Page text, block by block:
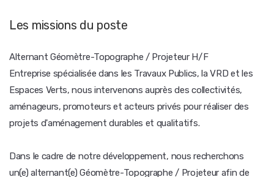
Les missions du poste
Alternant Géomètre-Topographe / Projeteur H/F
Entreprise spécialisée dans les Travaux Publics, la VRD et les
Espaces Verts, nous intervenons auprès des collectivités,
aménageurs, promoteurs et acteurs privés pour réaliser des
projets d'aménagement durables et qualitatifs.
Dans le cadre de notre développement, nous recherchons
un(e) alternant(e) Géomètre-Topographe / Projeteur afin de